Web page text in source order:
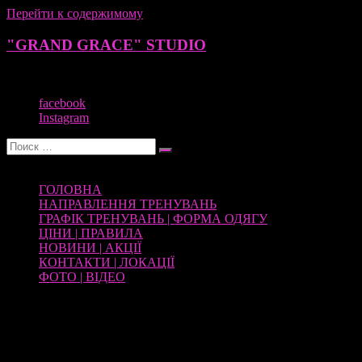
Перейти к содержимому
"GRAND GRACE" STUDIO
facebook
Instagram
ГОЛОВНА
НАПРАВЛЕННЯ ТРЕНУВАНЬ
ГРАФІК ТРЕНУВАНЬ | ФОРМА ОДЯГУ
ЦІНИ | ПРАВИЛА
НОВИНИ | АКЦІЇ
КОНТАКТИ | ЛОКАЦІЇ
ФОТО | ВІДЕО